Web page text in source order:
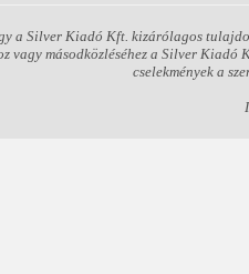
a Silver Kiadó Kft. kizárólagos
vagy másodközléséhez a Silver
cselekmények a